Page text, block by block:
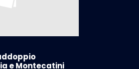
e Montecatini